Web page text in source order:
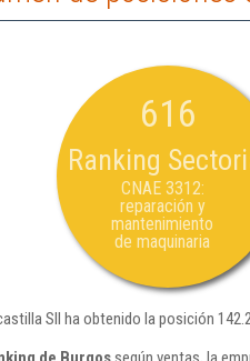
616
Ranking
CNAE 3312:
reparación y
mantenimiento
de maquinaria
Sll ha obtenido la posición